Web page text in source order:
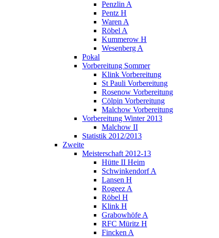
Penzlin A
Pentz H
Waren A
Röbel A
Kummerow H
Wesenberg A
Pokal
Vorbereitung Sommer
Klink Vorbereitung
St Pauli Vorbereitung
Rosenow Vorbereitung
Cölpin Vorbereitung
Malchow Vorbereitung
Vorbereitung Winter 2013
Malchow II
Statistik 2012/2013
Zweite
Meisterschaft 2012-13
Hütte II Heim
Schwinkendorf A
Lansen H
Rogeez A
Röbel H
Klink H
Grabowhöfe A
RFC Müritz H
Fincken A